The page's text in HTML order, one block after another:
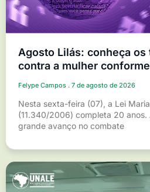
Agosto Lilás: conheça
contra a mulher
Felype Campos 7 de agosto de 2026
Nesta sexta-feira (07), a Lei
(11.340/2006) completa 20 anos.
grande avanço no combate